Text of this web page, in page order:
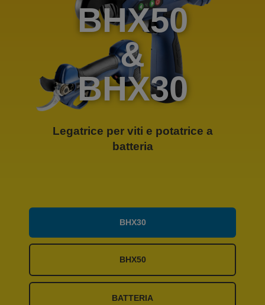
BHX50
&
BHX30
Legatrice per viti e potatrice a
batteria
BHX30
BHX50
BATTERIA